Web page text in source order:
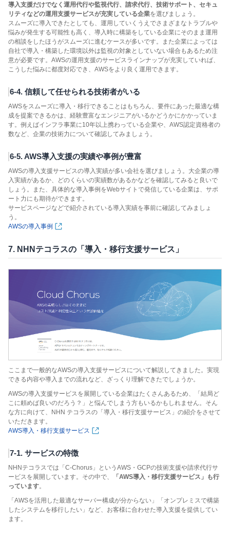
導入支援だけでなく運用代行や監視代行、請求代行、技術サポート、セキュ
リティなどの運用支援サービスが充実している企業を選びましょう。
スムーズに導入できたとしても、運用していくうえでさまざまなトラブルや
悩みが発生する可能性も高く、導入時に構築をしている企業にそのまま運用
の相談をしたほうがスムーズに進むケースが多いです。また企業によっては
自社で導入・構築した環境以外は監視の対象としていない場合もあるため注
意が必要です。AWSの運用支援のサービスラインナップが充実していれば、
こうした悩みに都度対応でき、AWSをより良く運用できます。
6-4. 信頼して任せられる技術者がいる
AWSをスムーズに導入・移行できることはもちろん、要件にあった最適な構
成を提案できるかは、経験豊富なエンジニアがいるかどうかにかかっていま
す。例えばインフラ事業に10年以上携わっている企業や、AWS認定資格者の
数など、企業の技術力について確認してみましょう。
6-5. AWS導入支援の実績や事例が豊富
AWSの導入支援サービスの導入実績が多い会社を選びましょう。大企業の導
入実績があるか、どのくらいの実績数があるかなどを確認してみると良いで
しょう。また、具体的な導入事例をWebサイトで発信している企業は、サポ
ート力にも期待ができます。
サービスページなどで紹介されている導入実績を事前に確認してみましょ
う。
AWSの導入事例
7. NHNテコラスの「導入・移行支援サービス」
ここまで一般的なAWSの導入支援サービスについて解説してきました。実現
できる内容や導入までの流れなど、ざっくり理解できたでしょうか。
AWSの導入支援サービスを展開している企業はたくさんあるため、「結局ど
こに頼めば良いのだろう？」と悩んでしまう方もいるかもしれません。そん
な方に向けて、NHN テコラスの「導入・移行支援サービス」の紹介をさせて
いただきます。
AWS導入・移行支援サービス
7-1. サービスの特徴
NHNテコラスでは「C-Chorus」というAWS・GCPの技術支援や請求代行サ
ービスを展開しています。その中で、
「AWS導入・移行支援サービス」も行
っています。
「AWSを活用した最適なサーバー構成が分からない」「オンプレミスで構築
したシステムを移行したい」など、お客様に合わせた導入支援を提供してい
ます。